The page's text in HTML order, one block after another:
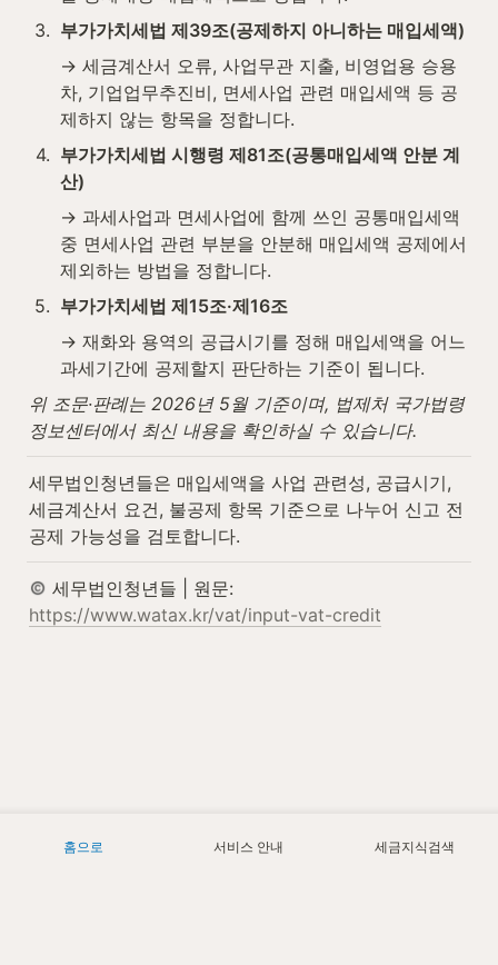
3. 부가가치세법 제39조(공제하지 아니하는 매입세액)
→ 세금계산서 오류, 사업무관 지출, 비영업용 승용
차, 기업업무추진비, 면세사업 관련 매입세액 등 공
제하지 않는 항목을 정합니다.
4. 부가가치세법 시행령 제81조(공통매입세액 안분 계
산)
→ 과세사업과 면세사업에 함께 쓰인 공통매입세액
중 면세사업 관련 부분을 안분해 매입세액 공제에서
제외하는 방법을 정합니다.
5. 부가가치세법 제15조·제16조
→ 재화와 용역의 공급시기를 정해 매입세액을 어느
과세기간에 공제할지 판단하는 기준이 됩니다.
위 조문·판례는 2026년 5월 기준이며, 법제처 국가법령
정보센터에서 최신 내용을 확인하실 수 있습니다.
세무법인청년들은 매입세액을 사업 관련성, 공급시기,
세금계산서 요건, 불공제 항목 기준으로 나누어 신고 전
공제 가능성을 검토합니다.
https://www.watax.kr/vat/input-vat-credit
홈으로 서비스 안내 세금지식검색